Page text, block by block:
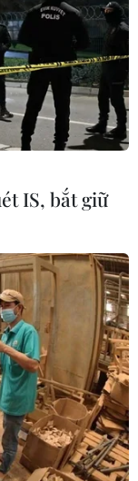
cuộc đón
tại vòng 20
Trafford:
IS, bắt giữ